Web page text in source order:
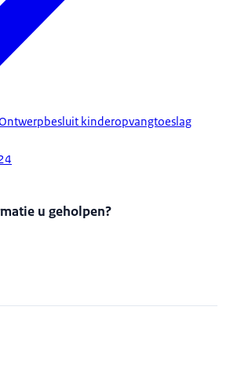
kinderopvangtoeslag
u geholpen?